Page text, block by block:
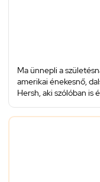
Ma ünnepli a
amerikai énekesnő,
Hersh, aki szólóban is